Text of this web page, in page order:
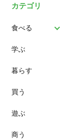
カテゴリ
食べる
パン
スイーツ
ランチ
カフェ
学ぶ
暮らす
買う
遊ぶ
商う